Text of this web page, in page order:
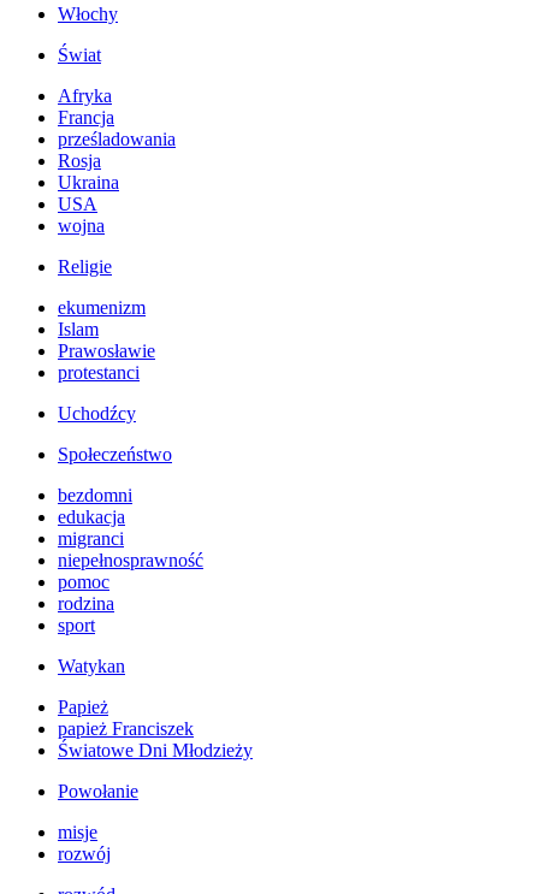
Włochy
Świat
Afryka
Francja
prześladowania
Rosja
Ukraina
USA
wojna
Religie
ekumenizm
Islam
Prawosławie
protestanci
Uchodźcy
Społeczeństwo
bezdomni
edukacja
migranci
niepełnosprawność
pomoc
rodzina
sport
Watykan
Papież
papież Franciszek
Światowe Dni Młodzieży
Powołanie
misje
rozwój